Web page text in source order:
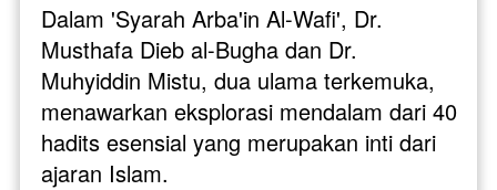
Dalam 'Syarah Arba'in Al-Wafi', Dr.
Musthafa Dieb al-Bugha dan Dr.
Muhyiddin Mistu, dua ulama terkemuka,
menawarkan eksplorasi mendalam dari 40
hadits esensial yang merupakan inti dari
ajaran Islam.